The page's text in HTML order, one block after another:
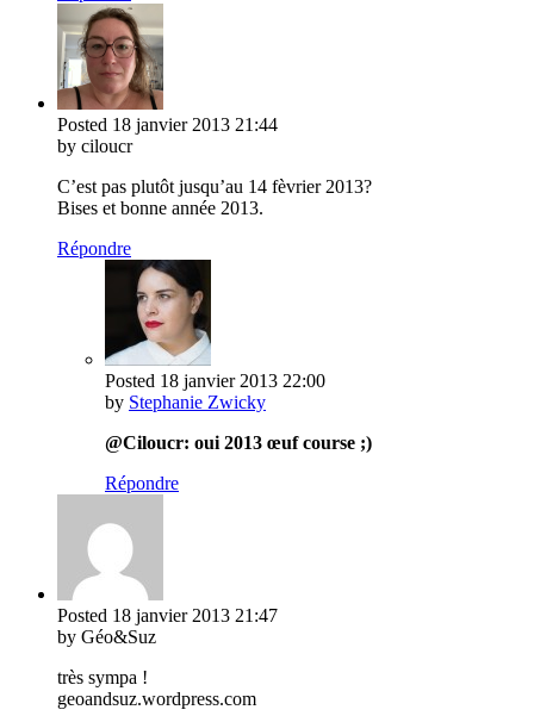
Posted 18 janvier 2013 21:44
by ciloucr
C’est pas plutôt jusqu’au 14 fèvrier 2013?
Bises et bonne année 2013.
Répondre
Posted 18 janvier 2013 22:00
by Stephanie Zwicky
@Ciloucr: oui 2013 œuf course ;)
Répondre
Posted 18 janvier 2013 21:47
by Géo&Suz
très sympa !
geoandsuz.wordpress.com